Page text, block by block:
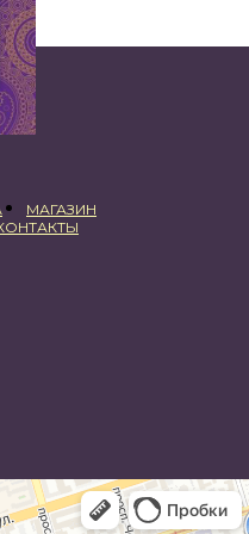
МАГАЗИН